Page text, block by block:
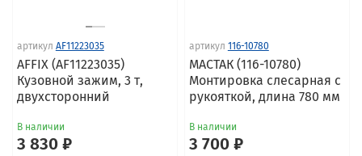
артикул AF11223035
AFFIX (AF11223035)
Кузовной зажим, 3 т,
двухсторонний
В наличии
3 830 ₽
артикул 116-10780
МАСТАК (116-10780)
Монтировка слесарная с
рукояткой, длина 780 мм
В наличии
3 700 ₽